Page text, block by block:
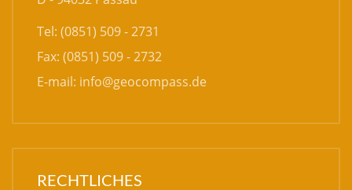
Tel: (0851) 509 - 2731
Fax: (0851) 509 - 2732
E-mail: info@geocompass.de
RECHTLICHES